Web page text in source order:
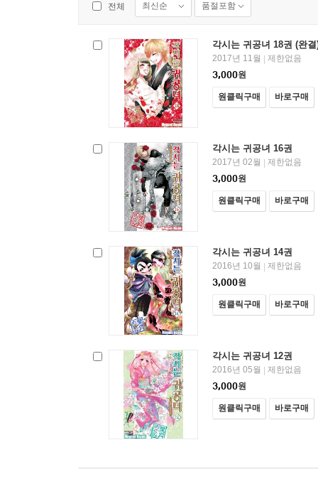
전체 최신순 품절포함
각시는 귀공녀 18권 (완결
2017년 11월 | 제한없음
3,000원
원클릭구매 바로구매
각시는 귀공녀 16권
2017년 02월 | 제한없음
3,000원
원클릭구매 바로구매
각시는 귀공녀 14권
2016년 10월 | 제한없음
3,000원
원클릭구매 바로구매
각시는 귀공녀 12권
2016년 05월 | 제한없음
3,000원
원클릭구매 바로구매